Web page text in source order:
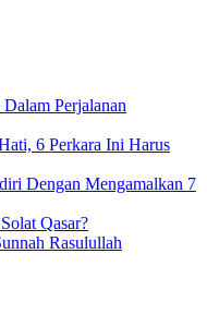
Perjalanan
6 Perkara Ini Harus
Dengan Mengamalkan 7
Qasar?
Rasulullah